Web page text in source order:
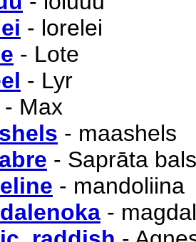
- lorelei
- Lote
- Lyr
- Max
- maashels
- Saprāta
- mandoliina
-